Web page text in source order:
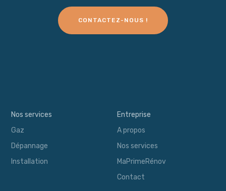
CONTACTEZ-NOUS !
Nos services
Gaz
Dépannage
Installation
Entreprise
A propos
Nos services
MaPrimeRénov
Contact